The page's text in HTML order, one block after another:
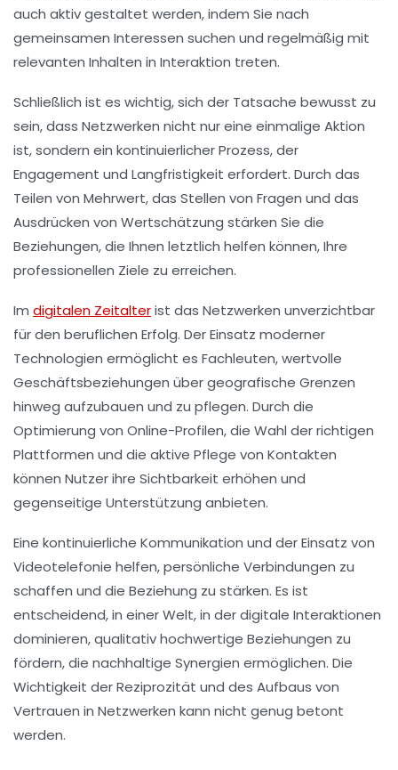
auch aktiv gestaltet werden, indem Sie nach
gemeinsamen Interessen suchen und regelmäßig mit
relevanten Inhalten in Interaktion treten.
Schließlich ist es wichtig, sich der Tatsache bewusst zu
sein, dass Netzwerken nicht nur eine einmalige Aktion
ist, sondern ein kontinuierlicher Prozess, der
Engagement und Langfristigkeit erfordert. Durch das
Teilen von Mehrwert, das Stellen von Fragen und das
Ausdrücken von Wertschätzung stärken Sie die
Beziehungen, die Ihnen letztlich helfen können, Ihre
professionellen Ziele zu erreichen.
Im digitalen Zeitalterist das Netzwerken unverzichtbar
für den beruflichen Erfolg. Der Einsatz moderner
Technologien ermöglicht es Fachleuten, wertvolle
Geschäftsbeziehungen über geografische Grenzen
hinweg aufzubauen und zu pflegen. Durch die
Optimierung von Online-Profilen, die Wahl der richtigen
Plattformen und die aktive Pflege von Kontakten
können Nutzer ihre Sichtbarkeit erhöhen und
gegenseitige Unterstützung anbieten.
Eine kontinuierliche Kommunikation und der Einsatz von
Videotelefonie helfen, persönliche Verbindungen zu
schaffen und die Beziehung zu stärken. Es ist
entscheidend, in einer Welt, in der digitale Interaktionen
dominieren, qualitativ hochwertige Beziehungen zu
fördern, die nachhaltige Synergien ermöglichen. Die
Wichtigkeit der Reziprozität und des Aufbaus von
Vertrauen in Netzwerken kann nicht genug betont
werden.